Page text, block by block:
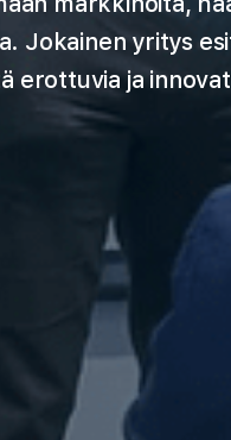
Jokainen yritys
erottuvia ja